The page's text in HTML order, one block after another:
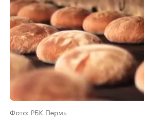
Фото: РБК Пермь